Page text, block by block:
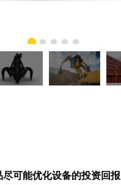
尽可能优化设备的投资回报